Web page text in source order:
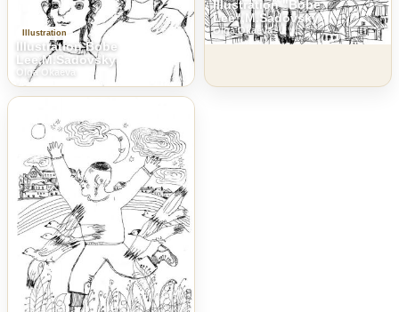
Illustration
Illustration Bobe
Lee,M.Sadovsky
Olga Okaeva
Illustration "Bobe
Lee",M.Sadovsky
Olga Okaeva